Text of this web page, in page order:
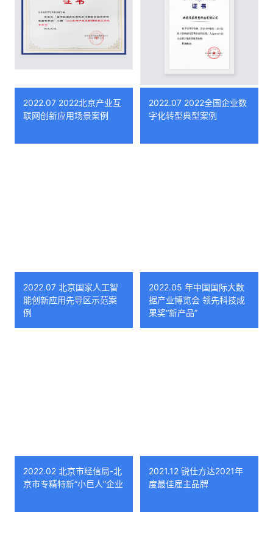
研究团队获“吴文俊人
工智能自然科学奖一等
奖”
能开放创新平台”，入
选国家网信办“人工智
能企业典型应用案例”
2022.07 2022北京产业互
联网创新应用场景案例
2022.07 2022全国企业数
字化转型典型案例
2022.07 北京国家人工智
能创新应用先导区示范案
例
2022.05 年中国国际大数
据产业博览会 领先科技成
果奖“新产品”
2022.02 北京市经信局-北
京市专精特新“小巨人”企业
2021.12 锐仕方达2021年
度最佳雇主品牌